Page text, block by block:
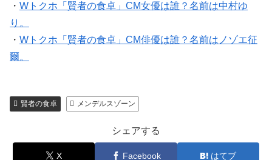
・ Wトクホ「賢者の食卓」CM女優は誰？名前は中村ゆ
り。
・ Wトクホ「賢者の食卓」CM俳優は誰？名前はノゾエ征
爾。
賢者の食卓 メンデルスゾーン
シェアする
X Facebook はてブ